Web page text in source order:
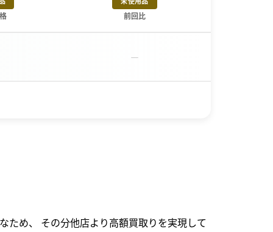
前回比
－
ため、 その分他店より高額買取りを実現して